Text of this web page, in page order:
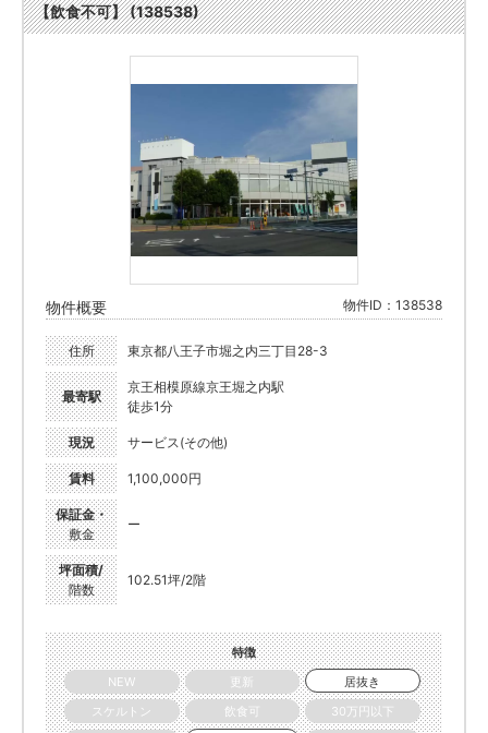
【飲食不可】 (138538)
物件概要 物件ID：138538
住所 東京都八王子市堀之内三丁目28-3
最寄駅
京王相模原線京王堀之内駅
徒歩1分
現況 サービス(その他)
賃料 1,100,000円
保証金・
敷金
ー
坪面積/
階数
102.51坪/2階
特徴
NEW
更新
居抜き
スケルトン
飲食可
30万円以下